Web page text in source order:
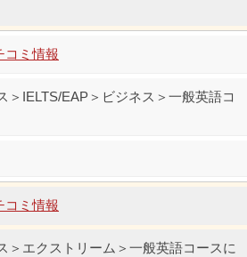
コミ情報
＞IELTS/EAP＞ビジネス＞一般英語コ
コミ情報
＞エクストリーム＞一般英語コースに